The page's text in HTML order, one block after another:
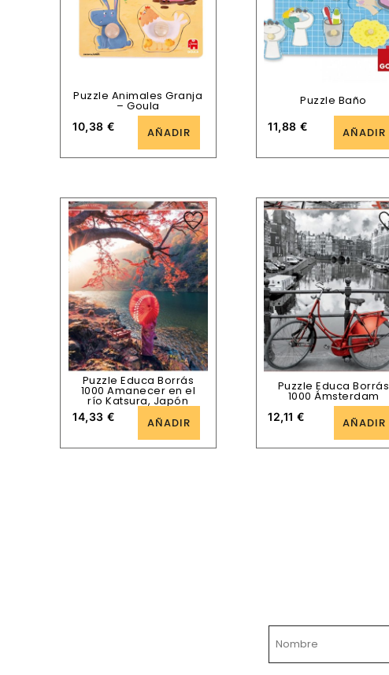
Puzzle Animales Granja
– Goula
10,38€ AÑADIR
Puzzle Baño
11,88€ AÑADIR
Puzzle Educa Borrás
1000 Amanecer en el
río Katsura, Japón
14,33€ AÑADIR
Puzzle Educa Borrás
1000 Ámsterdam
12,11€ AÑADIR